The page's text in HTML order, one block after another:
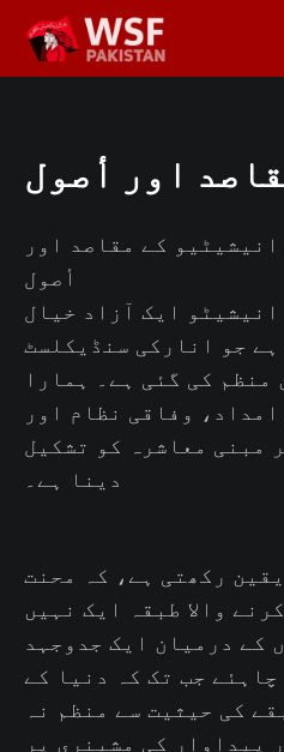
اور أصول
کے مقاصد اور
أصول
ایک آزاد خیال
جو انارکی سنڈیکلسٹ
منظم کی گئی ہے۔ ہمارا
وفاقی نظام اور
مبنی معاشرہ کو تشکیل
دینا ہے۔
رکھتی ہے، کہ محنت
والا طبقہ ایک نہیں
کے درمیان ایک جدوجہد
جب تک کہ دنیا کے
کی حیثیت سے منظم نہ
پیداوار کی مشینری پر